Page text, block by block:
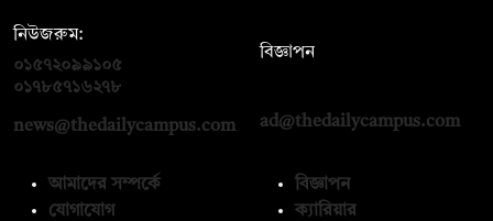
নিউজরুম:
০১৫৭২০৯৯১০৫
০১৭৮৫৭১৬২৭৮
news@thedailycampus.com
বিজ্ঞাপন
ad@thedailycampus.com
আমাদের সম্পর্কে
যোগাযোগ
বিজ্ঞাপন
ক্যারিয়ার